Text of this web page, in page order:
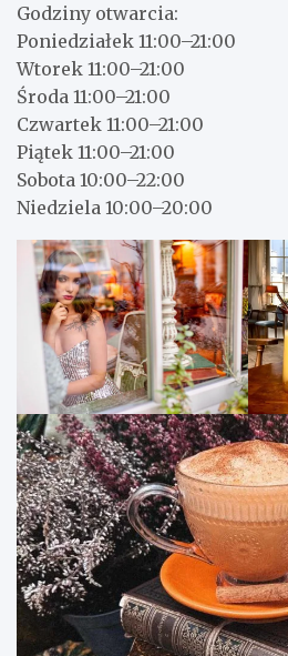
Godziny otwarcia:
Poniedziałek 11:00–21:00
Wtorek 11:00–21:00
Środa 11:00–21:00
Czwartek 11:00–21:00
Piątek 11:00–21:00
Sobota 10:00–22:00
Niedziela 10:00–20:00